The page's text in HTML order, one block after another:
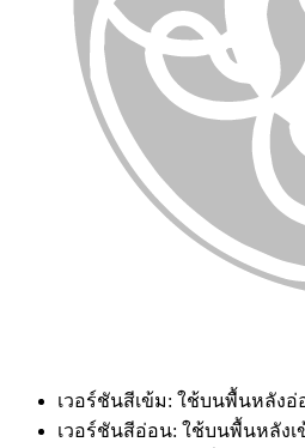
เวอร์ชันสีเข้ม: ใช้บนพื้นหลังอ่
เวอร์ชันสีอ่อน: ใช้บนพื้นหลังเ